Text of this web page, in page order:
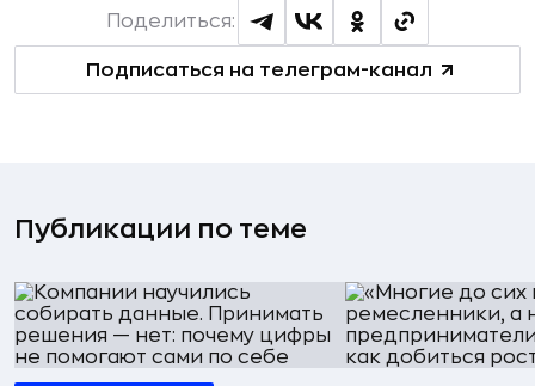
Подписаться на телеграм-канал
Поделиться:
Публикации по теме